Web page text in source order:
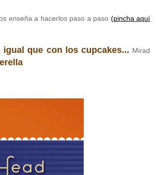
enseña a hacerlos paso a paso (pincha aquí
que con los cupcakes... Mirad